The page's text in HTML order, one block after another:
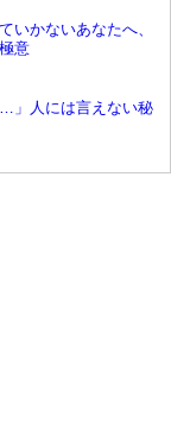
いかないあなたへ、
意
…」人には言えない秘